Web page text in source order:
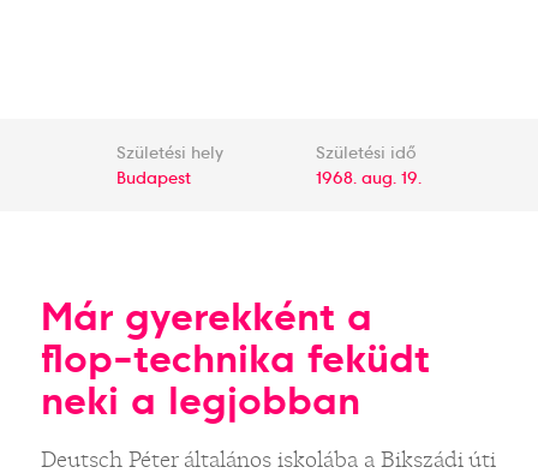
Születési hely
Budapest
Születési idő
1968. aug. 19.
Már gyerekként a
flop-technika feküdt
neki a legjobban
Deutsch Péter általános iskolába a Bikszádi úti